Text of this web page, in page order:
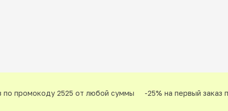
промокоду 2525 от любой суммы -25% на первый заказ